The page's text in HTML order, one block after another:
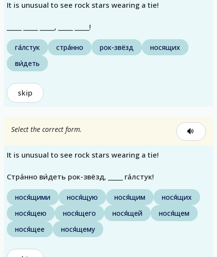
It is unusual to see rock stars wearing a tie!
_____ _____ _____, _____ _____!
га́лстук стра́нно рок-звёзд
носящих
ви́деть
skip
Select the correct form.
It is unusual to see rock stars wearing a tie!
Стра́нно ви́деть рок-звёзд, _____ га́лстук!
нося́щими нося́щую нося́щим
нося́щих
нося́щею
нося́щего нося́щей
нося́щем
нося́щее
нося́щему